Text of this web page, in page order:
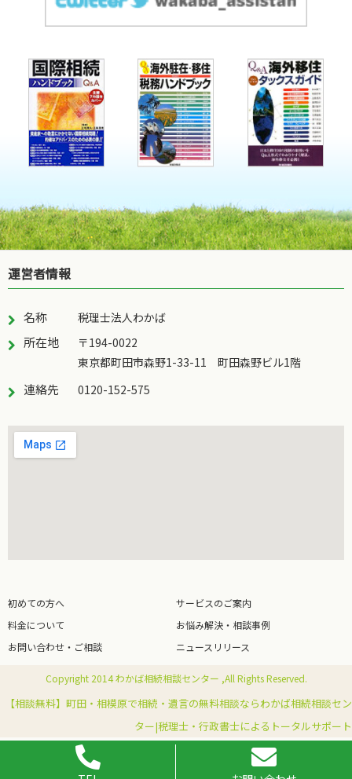
運営者情報
名称 税理士法人わかば
所在地
〒194-0022
東京都町田市森野1-33-11 町田森野ビル1階
連絡先 0120-152-575
初めての方へ
サービスのご案内
料金について
お悩み解決・相談事例
お問い合わせ・ご相談
ニュースリリース
Copyright 2014 わかば相続相談センター ,All Rights Reserved.
【相談無料】町田・相模原で相続・遺言の無料相談ならわかば相続相談セン
ター|税理士・行政書士によるトータルサポート